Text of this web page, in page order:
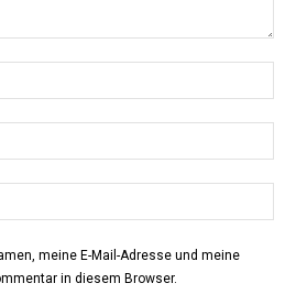
meine E-Mail-Adresse und meine
in diesem Browser.